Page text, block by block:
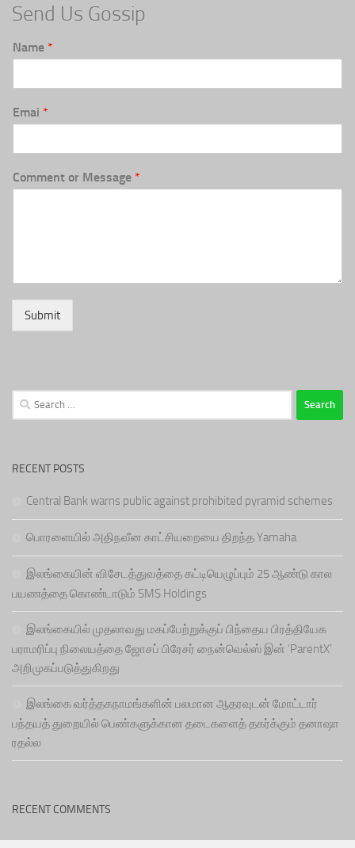
Send Us Gossip
Name *
Emai *
Comment or Message *
Submit
Search
for:
RECENT POSTS
Central Bank warns public against prohibited pyramid schemes
பொரளையில் அதிநவீன காட்சியறையை திறந்த Yamaha
இலங்கையின் விசேடத்துவத்தை கட்டியெழுப்பும் 25 ஆண்டு கால
பயணத்தை கொண்டாடும் SMS Holdings
இலங்கையில் முதலாவது மகப்பேற்றுக்குப் பிந்தைய பிரத்தியேக
பராமரிப்பு நிலையத்தை ஜோசப் பிரேசர் நைன்வெல்ஸ் இன் ‘ParentX’
அறிமுகப்படுத்துகிறது
இலங்கை வர்த்தகநாமங்களின் பலமான ஆதரவுடன் மோட்டார்
பந்தயத் துறையில் பெண்களுக்கான தடைகளைத் தகர்க்கும் தனாஷா
ரதல்ல
RECENT COMMENTS